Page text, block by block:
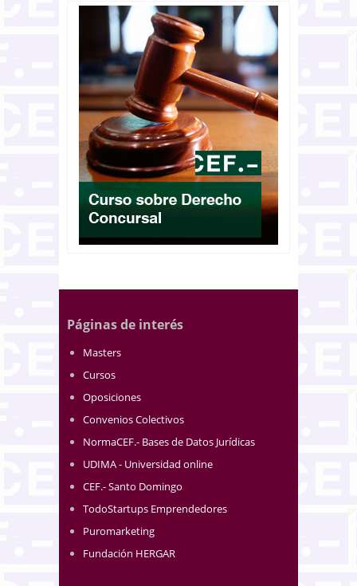
Páginas de interés
Masters
Cursos
Oposiciones
Convenios Colectivos
NormaCEF.- Bases de Datos Jurídicas
UDIMA - Universidad online
CEF.- Santo Domingo
TodoStartups Emprendedores
Puromarketing
Fundación HERGAR